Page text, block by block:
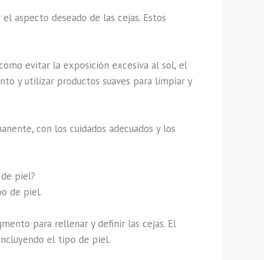
aspecto deseado de las cejas. Estos
evitar la exposición excesiva al sol, el
y utilizar productos suaves para limpiar y
con los cuidados adecuados y los
piel?
de piel.
para rellenar y definir las cejas. El
el tipo de piel.